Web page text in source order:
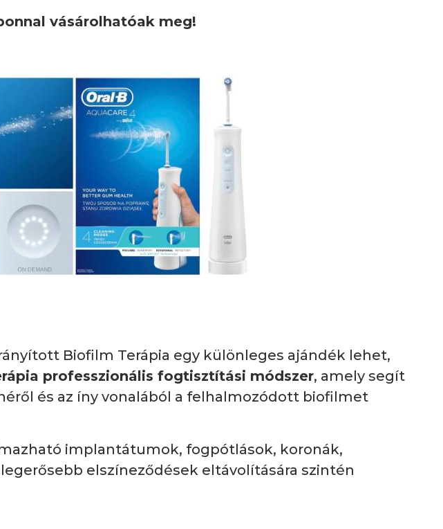
vásárolhatóak meg!
Biofilm Terápia egy különleges ajándék lehet,
professzionális fogtisztítási módszer, amely segít
és az íny vonalából a felhalmozódott biofilmet
implantátumok, fogpótlások, koronák,
elszíneződések eltávolítására szintén